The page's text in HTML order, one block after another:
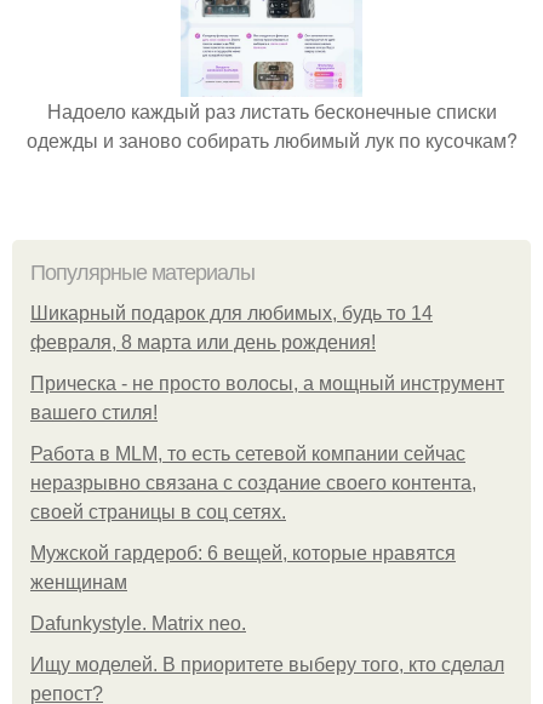
Надоело каждый раз листать бесконечные списки
одежды и заново собирать любимый лук по кусочкам?
Популярные материалы
Шикарный подарок для любимых, будь то 14
февраля, 8 марта или день рождения!
Прическа - не просто волосы, а мощный инструмент
вашего стиля!
Работа в MLM, то есть сетевой компании сейчас
неразрывно связана с создание своего контента,
своей страницы в соц сетях.
Мужской гардероб: 6 вещей, которые нравятся
женщинам
Dafunkystyle. Matrix neo.
Ищу моделей. В приоритете выберу того, кто сделал
репост?